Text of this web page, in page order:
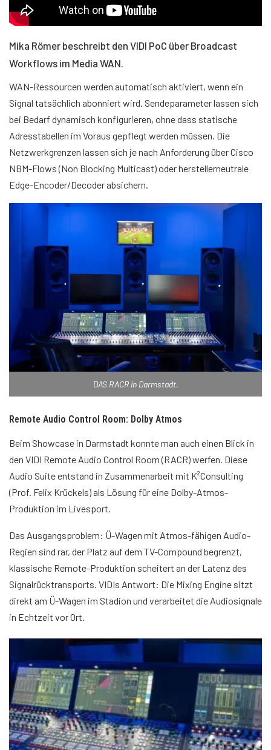
Mika Römer beschreibt den VIDI PoC über Broadcast
Workflows im Media WAN.
WAN-Ressourcen werden automatisch aktiviert, wenn ein
Signal tatsächlich abonniert wird. Sendeparameter lassen sich
bei Bedarf dynamisch konfigurieren, ohne dass statische
Adresstabellen im Voraus gepflegt werden müssen. Die
Netzwerkgrenzen lassen sich je nach Anforderung über Cisco
NBM-Flows (Non Blocking Multicast) oder herstellerneutrale
Edge-Encoder/Decoder absichern.
DAS RACR in Darmstadt.
Remote Audio Control Room: Dolby Atmos
Beim Showcase in Darmstadt konnte man auch einen Blick in
den VIDI Remote Audio Control Room (RACR) werfen. Diese
Audio Suite entstand in Zusammenarbeit mit K²Consulting
(Prof. Felix Krückels) als Lösung für eine Dolby-Atmos-
Produktion im Livesport.
Das Ausgangsproblem: Ü-Wagen mit Atmos-fähigen Audio-
Regien sind rar, der Platz auf dem TV-Compound begrenzt,
klassische Remote-Produktion scheitert an der Latenz des
Signalrücktransports. VIDIs Antwort: Die Mixing Engine sitzt
direkt am Ü-Wagen im Stadion und verarbeitet die Audiosignale
in Echtzeit vor Ort.